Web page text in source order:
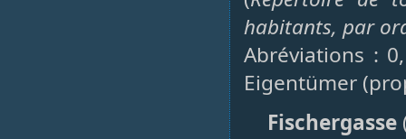
habitants, par
Abréviations :
Eigentümer
Fischergasse